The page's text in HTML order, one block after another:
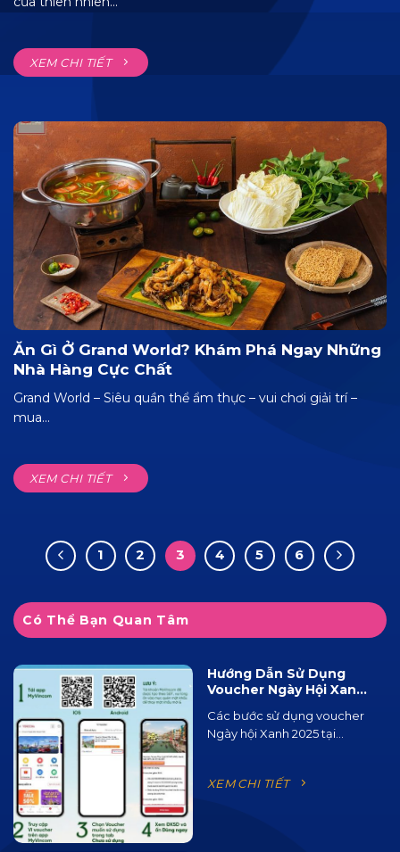
XEM CHI TIẾT
Ăn Gì Ở Grand World? Khám Phá Ngay Những
Nhà Hàng Cực Chất
Grand World – Siêu quần thể ẩm thực – vui chơi giải trí –
mua...
XEM CHI TIẾT
1 2 3 4 5 6
Có Thể Bạn Quan Tâm
Hướng Dẫn Sử Dụng
Voucher Ngày Hội Xanh
Các bước sử dụng voucher
Ngày hội Xanh 2025 tại...
XEM CHI TIẾT